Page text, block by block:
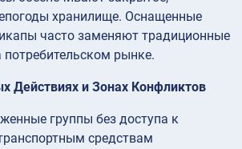
хранилище. Оснащенные
часто заменяют традиционные
рынке.
Действиях и Зонах Конфликтов
группы без доступа к
средствам